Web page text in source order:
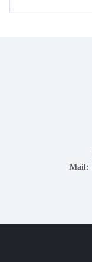
Mail: